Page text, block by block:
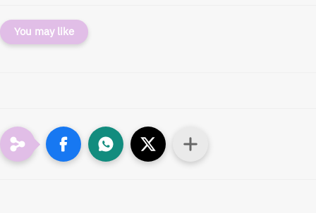
You may like